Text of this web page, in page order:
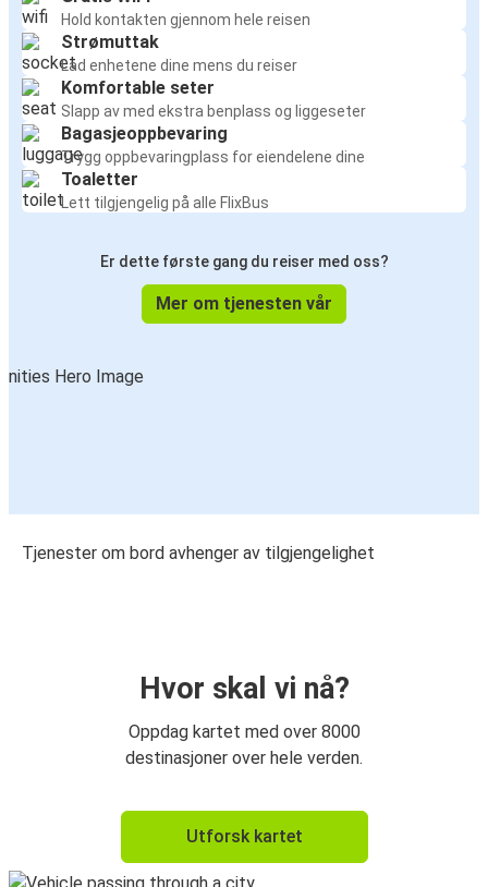
Hold kontakten gjennom hele reisen
Strømuttak
Lad enhetene dine mens du reiser
Komfortable seter
Slapp av med ekstra benplass og liggeseter
Bagasjeoppbevaring
Trygg oppbevaringplass for eiendelene dine
Toaletter
Lett tilgjengelig på alle FlixBus
Er dette første gang du reiser med oss?
Mer om tjenesten vår
Tjenester om bord avhenger av tilgjengelighet
Hvor skal vi nå?
Oppdag kartet med over 8000
destinasjoner over hele verden.
Utforsk kartet